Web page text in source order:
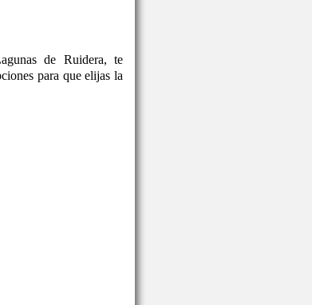
de Ruidera, te
para que elijas la